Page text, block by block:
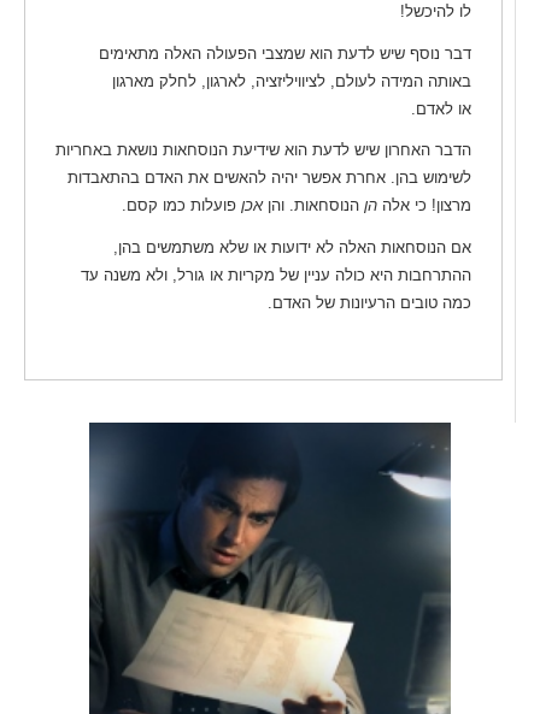
לו להיכשל!
דבר נוסף שיש לדעת הוא שמצבי הפעולה האלה מתאימים
באותה המידה לעולם, לציוויליזציה, לארגון, לחלק מארגון
או לאדם.
הדבר האחרון שיש לדעת הוא שידיעת הנוסחאות נושאת באחריות
לשימוש בהן. אחרת אפשר יהיה להאשים את האדם בהתאבדות
מרצון! כי אלה הן הנוסחאות. והןאכן פועלות כמו קסם.
אם הנוסחאות האלה לא ידועות או שלא משתמשים בהן,
ההתרחבות היא כולה עניין של מקריות או גורל, ולא משנה עד
כמה טובים הרעיונות של האדם.